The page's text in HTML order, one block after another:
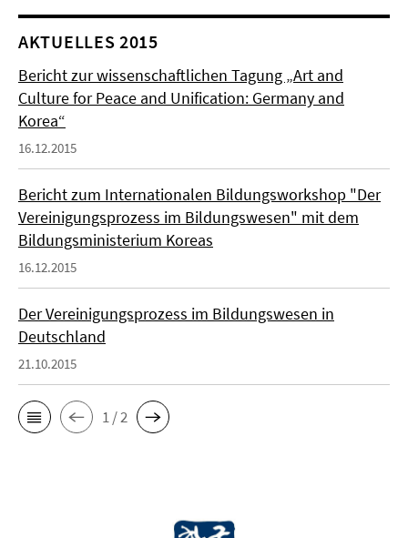
AKTUELLES 2015
Bericht zur wissenschaftlichen Tagung „Art and
Culture for Peace and Unification: Germany and
Korea“
16.12.2015
Bericht zum Internationalen Bildungsworkshop "Der
Vereinigungsprozess im Bildungswesen" mit dem
Bildungsministerium Koreas
16.12.2015
Der Vereinigungsprozess im Bildungswesen in
Deutschland
21.10.2015
1 / 2